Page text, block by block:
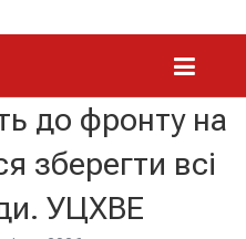
до фронту на
зберегти всі
УЦХВЕ